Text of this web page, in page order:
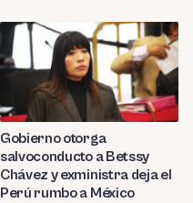
Gobierno otorga
salvoconducto a Betssy
Chávez y exministra deja el
Perú rumbo a México